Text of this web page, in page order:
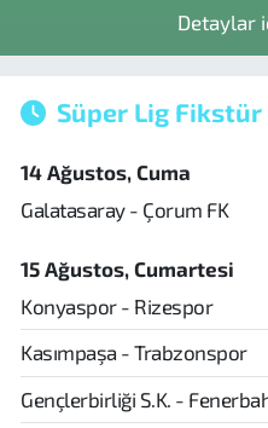
Detaylar
Süper Lig Fikstür
14 Ağustos, Cuma
Galatasaray - Çorum FK
15 Ağustos, Cumartesi
Konyaspor - Rizespor
Kasımpaşa - Trabzonspor
Gençlerbirliği S.K. -